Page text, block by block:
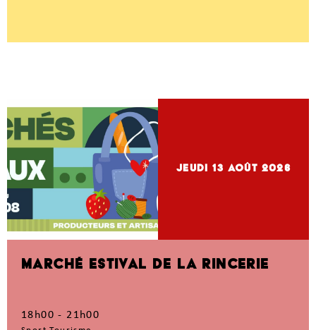
jeudi 13 Août 2026
MARCHÉ ESTIVAL DE LA RINCERIE
18h00 - 21h00